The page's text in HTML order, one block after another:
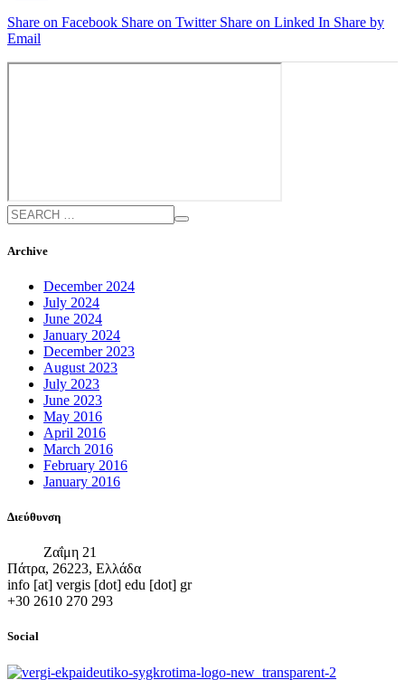
Share on Facebook Share on Twitter Share on Linked In Share by
Email
Archive
December 2024
July 2024
June 2024
January 2024
December 2023
August 2023
July 2023
June 2023
May 2016
April 2016
March 2016
February 2016
January 2016
Διεύθυνση
Ζαΐμη 21
Πάτρα, 26223, Ελλάδα
info [at] vergis [dot] edu [dot] gr
+30 2610 270 293
Social